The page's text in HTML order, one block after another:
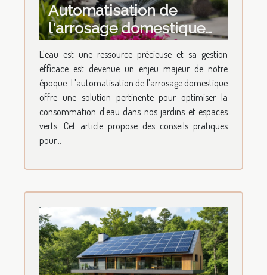
Automatisation de
l'arrosage domestique
conseils pour une
gestion efficace de l'eau
L'eau est une ressource précieuse et sa gestion
efficace est devenue un enjeu majeur de notre
époque. L'automatisation de l'arrosage domestique
offre une solution pertinente pour optimiser la
consommation d'eau dans nos jardins et espaces
verts. Cet article propose des conseils pratiques
pour...